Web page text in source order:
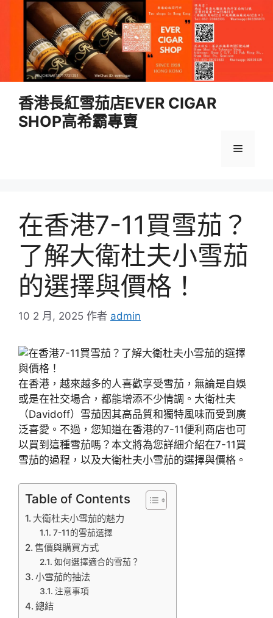
香港長紅雪茄店EVER CIGAR
SHOP高希霸專賣
選
在香港7-11買雪茄？
了解大衛杜夫小雪茄
的選擇與價格！
10 2 月, 2025 作者 admin
在香港，越來越多的人喜歡享受雪茄，無論是自娛
或是在社交場合，都能增添不少情調。大衛杜夫
（Davidoff）雪茄因其高品質和獨特風味而受到廣
泛喜愛。不過，您知道在香港的7-11便利商店也可
以買到這種雪茄嗎？本文將為您詳細介紹在7-11買
雪茄的過程，以及大衛杜夫小雪茄的選擇與價格。
Table of Contents
大衛杜夫小雪茄的魅力
7-11的雪茄選擇
售價與購買方式
如何選擇適合的雪茄？
小雪茄的抽法
注意事項
總結